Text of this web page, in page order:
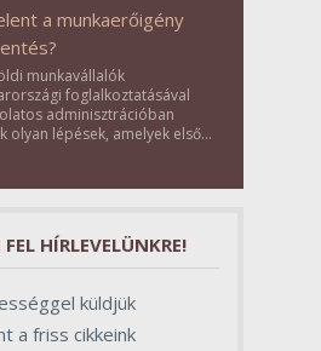
a munkaerőigény
munkavállalók
foglalkoztatásával
adminisztrációban
olyan lépések, amelyek első
töltenek be az egész
HÍRLEVELÜNKRE!
küldjük
a friss cikkeink